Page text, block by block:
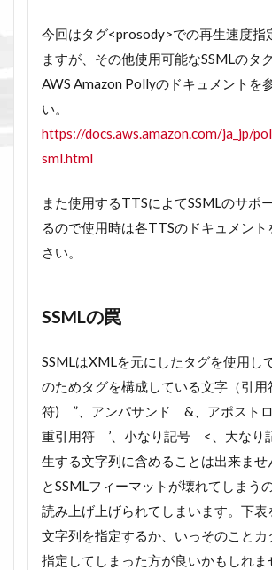
今回はタグ<prosody>での再生速度指
ますが、その他使用可能なSSMLのタ
AWS Amazon Pollyのドキュメントを
い。
https://docs.aws.amazon.com/ja_jp/
sml.html
また使用するTTSによてSSMLのサポ
るので使用時は各TTSのドキュメント
さい。
SSMLの罠
SSMLはXMLを元にしたタグを使用し
のためタグを構成している文字（引用
符) ”、アンパサンド &、アポスト
重引用符 ’、小なり記号 <、大な
生する文字列に含めることは出来ませ
とSSMLフィーマットが壊れてしまう
読み上げ上げられてしまいます。下表
文字列を指定するか、いっそのことカ
指定してしまった方が良いかもしれま